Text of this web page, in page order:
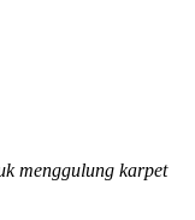
menggulung karpet